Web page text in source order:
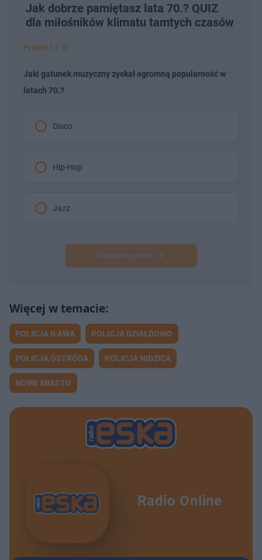
Jak dobrze pamiętasz lata 70.? QUIZ
dla miłośników klimatu tamtych czasów
Pytanie 1 z 10
Jaki gatunek muzyczny zyskał ogromną popularność w
latach 70.?
Disco
Hip-Hop
Jazz
Następne pytanie
POLICJA IŁAWA POLICJA DZIAŁDOWO
POLICJA OSTRÓDA POLICJA NIDZICA
NOWE MIASTO
Radio Online